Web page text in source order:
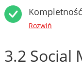
Rozwiń
3.2 Social